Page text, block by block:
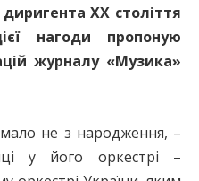
ХХ століття
нагоди пропоную
журналу «Музика»
мало не з народження, –
у його оркестрі –